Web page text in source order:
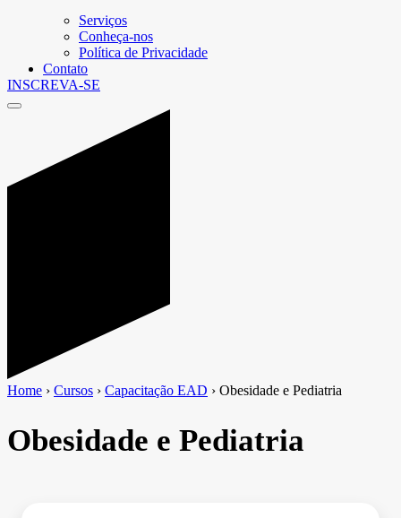
Serviços
Conheça-nos
Política de Privacidade
Contato
INSCREVA-SE
Home › Cursos › Capacitação EAD › Obesidade e Pediatria
Obesidade e Pediatria